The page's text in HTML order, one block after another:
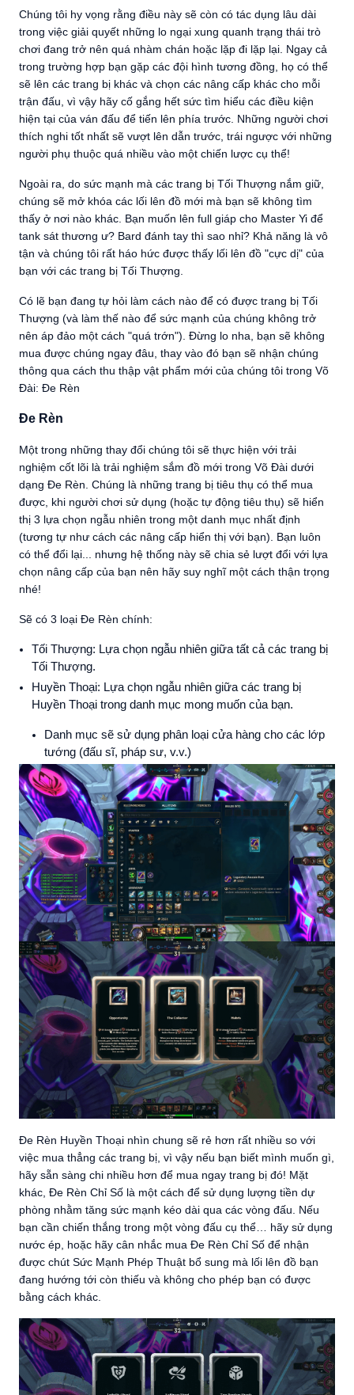
Chúng tôi hy vọng rằng điều này sẽ còn có tác dụng lâu dài
trong việc giải quyết những lo ngại xung quanh trạng thái trò
chơi đang trở nên quá nhàm chán hoặc lặp đi lặp lại. Ngay cả
trong trường hợp bạn gặp các đội hình tương đồng, họ có thể
sẽ lên các trang bị khác và chọn các nâng cấp khác cho mỗi
trận đấu, vì vậy hãy cố gắng hết sức tìm hiểu các điều kiện
hiện tại của ván đấu để tiến lên phía trước. Những người chơi
thích nghi tốt nhất sẽ vượt lên dẫn trước, trái ngược với những
người phụ thuộc quá nhiều vào một chiến lược cụ thể!
Ngoài ra, do sức mạnh mà các trang bị Tối Thượng nắm giữ,
chúng sẽ mở khóa các lối lên đồ mới mà bạn sẽ không tìm
thấy ở nơi nào khác. Bạn muốn lên full giáp cho Master Yi để
tank sát thương ư? Bard đánh tay thì sao nhỉ? Khả năng là vô
tận và chúng tôi rất háo hức được thấy lối lên đồ "cực dị" của
bạn với các trang bị Tối Thượng.
Có lẽ bạn đang tự hỏi làm cách nào để có được trang bị Tối
Thượng (và làm thế nào để sức mạnh của chúng không trở
nên áp đảo một cách "quá trớn"). Đừng lo nha, bạn sẽ không
mua được chúng ngay đâu, thay vào đó bạn sẽ nhận chúng
thông qua cách thu thập vật phẩm mới của chúng tôi trong Võ
Đài: Đe Rèn
Đe Rèn
Một trong những thay đổi chúng tôi sẽ thực hiện với trải
nghiệm cốt lõi là trải nghiệm sắm đồ mới trong Võ Đài dưới
dạng Đe Rèn. Chúng là những trang bị tiêu thụ có thể mua
được, khi người chơi sử dụng (hoặc tự động tiêu thụ) sẽ hiển
thị 3 lựa chọn ngẫu nhiên trong một danh mục nhất định
(tương tự như cách các nâng cấp hiển thị với bạn). Bạn luôn
có thể đổi lại... nhưng hệ thống này sẽ chia sẻ lượt đổi với lựa
chọn nâng cấp của bạn nên hãy suy nghĩ một cách thận trọng
nhé!
Sẽ có 3 loại Đe Rèn chính:
Tối Thượng: Lựa chọn ngẫu nhiên giữa tất cả các trang bị
Tối Thượng.
Huyền Thoại: Lựa chọn ngẫu nhiên giữa các trang bị
Huyền Thoại trong danh mục mong muốn của bạn.
Danh mục sẽ sử dụng phân loại cửa hàng cho các lớp
tướng (đấu sĩ, pháp sư, v.v.)
Đe Rèn Huyền Thoại nhìn chung sẽ rẻ hơn rất nhiều so với
việc mua thẳng các trang bị, vì vậy nếu bạn biết mình muốn gì,
hãy sẵn sàng chi nhiều hơn để mua ngay trang bị đó! Mặt
khác, Đe Rèn Chỉ Số là một cách để sử dụng lượng tiền dự
phòng nhằm tăng sức mạnh kéo dài qua các vòng đấu. Nếu
bạn cần chiến thắng trong một vòng đấu cụ thể… hãy sử dụng
nước ép, hoặc hãy cân nhắc mua Đe Rèn Chỉ Số để nhận
được chút Sức Mạnh Phép Thuật bổ sung mà lối lên đồ bạn
đang hướng tới còn thiếu và không cho phép bạn có được
bằng cách khác.